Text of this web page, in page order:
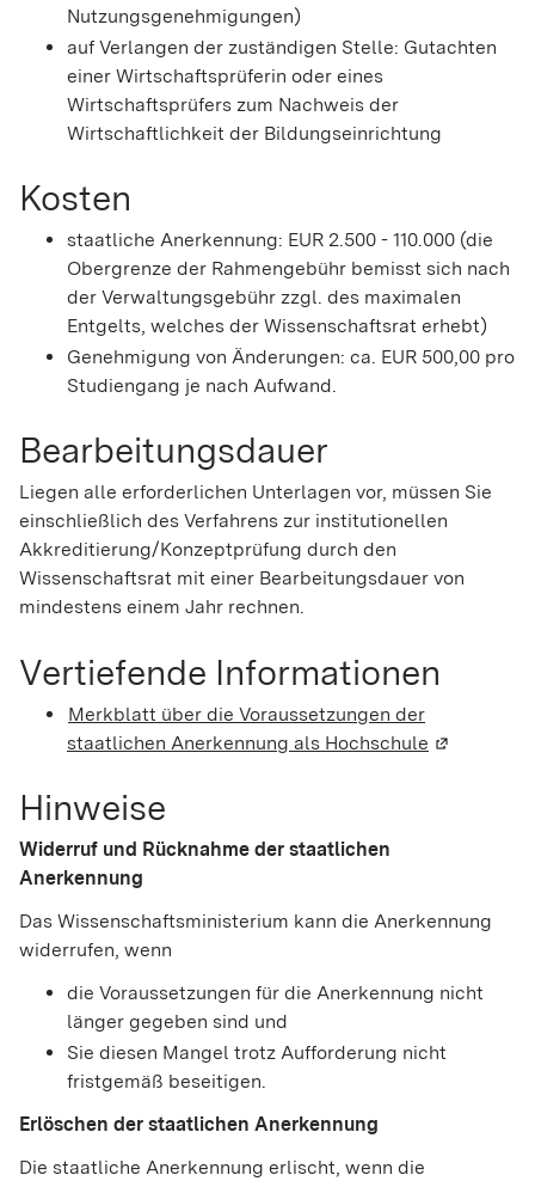
Nutzungsgenehmigungen)
auf Verlangen der zuständigen Stelle: Gutachten
einer Wirtschaftsprüferin oder eines
Wirtschaftsprüfers zum Nachweis der
Wirtschaftlichkeit der Bildungseinrichtung
Kosten
staatliche Anerkennung: EUR 2.500 - 110.000 (die
Obergrenze der Rahmengebühr bemisst sich nach
der Verwaltungsgebühr zzgl. des maximalen
Entgelts, welches der Wissenschaftsrat erhebt)
Genehmigung von Änderungen: ca. EUR 500,00 pro
Studiengang je nach Aufwand.
Bearbeitungsdauer
Liegen alle erforderlichen Unterlagen vor, müssen Sie
einschließlich des Verfahrens zur institutionellen
Akkreditierung/Konzeptprüfung durch den
Wissenschaftsrat mit einer Bearbeitungsdauer von
mindestens einem Jahr rechnen.
Vertiefende Informationen
Merkblatt über die Voraussetzungen der
staatlichen Anerkennung als Hochschule (Wird in
Hinweise
Widerruf und Rücknahme der staatlichen
Anerkennung
Das Wissenschaftsministerium kann die Anerkennung
widerrufen, wenn
die Voraussetzungen für die Anerkennung nicht
länger gegeben sind und
Sie diesen Mangel trotz Aufforderung nicht
fristgemäß beseitigen.
Erlöschen der staatlichen Anerkennung
Die staatliche Anerkennung erlischt, wenn die